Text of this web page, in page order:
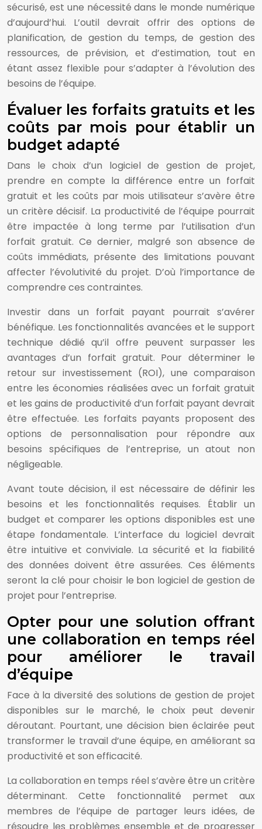
sécurisé, est une nécessité dans le monde numérique
d’aujourd’hui. L’outil devrait offrir des options de
planification, de gestion du temps, de gestion des
ressources, de prévision, et d’estimation, tout en
étant assez flexible pour s’adapter à l’évolution des
besoins de l’équipe.
Évaluer les forfaits gratuits et les
coûts par mois pour établir un
budget adapté
Dans le choix d’un logiciel de gestion de projet,
prendre en compte la différence entre un forfait
gratuit et les coûts par mois utilisateur s’avère être
un critère décisif. La productivité de l’équipe pourrait
être impactée à long terme par l’utilisation d’un
forfait gratuit. Ce dernier, malgré son absence de
coûts immédiats, présente des limitations pouvant
affecter l’évolutivité du projet. D’où l’importance de
comprendre ces contraintes.
Investir dans un forfait payant pourrait s’avérer
bénéfique. Les fonctionnalités avancées et le support
technique dédié qu’il offre peuvent surpasser les
avantages d’un forfait gratuit. Pour déterminer le
retour sur investissement (ROI), une comparaison
entre les économies réalisées avec un forfait gratuit
et les gains de productivité d’un forfait payant devrait
être effectuée. Les forfaits payants proposent des
options de personnalisation pour répondre aux
besoins spécifiques de l’entreprise, un atout non
négligeable.
Avant toute décision, il est nécessaire de définir les
besoins et les fonctionnalités requises. Établir un
budget et comparer les options disponibles est une
étape fondamentale. L’interface du logiciel devrait
être intuitive et conviviale. La sécurité et la fiabilité
des données doivent être assurées. Ces éléments
seront la clé pour choisir le bon logiciel de gestion de
projet pour l’entreprise.
Opter pour une solution offrant
une collaboration en temps réel
pour améliorer le travail
d’équipe
Face à la diversité des solutions de gestion de projet
disponibles sur le marché, le choix peut devenir
déroutant. Pourtant, une décision bien éclairée peut
transformer le travail d’une équipe, en améliorant sa
productivité et son efficacité.
La collaboration en temps réel s’avère être un critère
déterminant. Cette fonctionnalité permet aux
membres de l’équipe de partager leurs idées, de